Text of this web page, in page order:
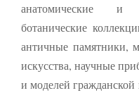
анатомические и
ботанические
античные памятники,
искусства, научные
и моделей